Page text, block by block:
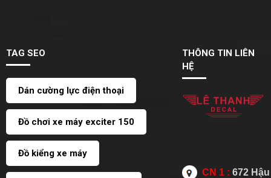
TAG SEO
Dán cường lực điện thoại
Đồ chơi xe máy exciter 150
Đồ kiểng xe máy
THÔNG TIN LIÊN
HỆ
CN 1 :672